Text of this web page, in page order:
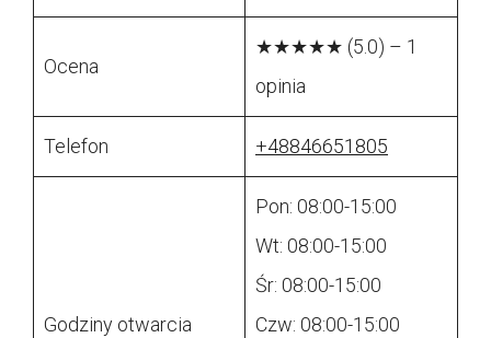
Ocena
★★★★★ (5.0) – 1
opinia
Telefon +48846651805
Godziny otwarcia
Pon: 08:00-15:00
Wt: 08:00-15:00
Śr: 08:00-15:00
Czw: 08:00-15:00